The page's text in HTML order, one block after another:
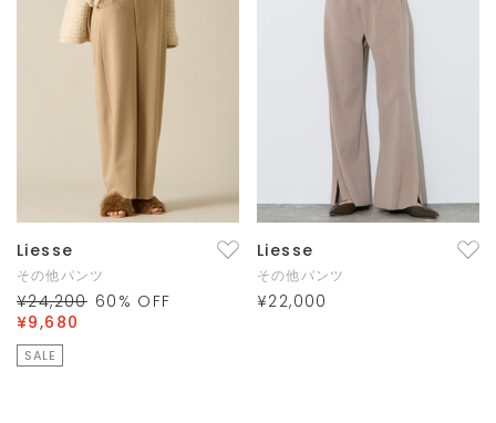
Liesse
その他パンツ
¥24,200 60 % OFF
¥9,680
SALE
Liesse
その他パンツ
¥22,000